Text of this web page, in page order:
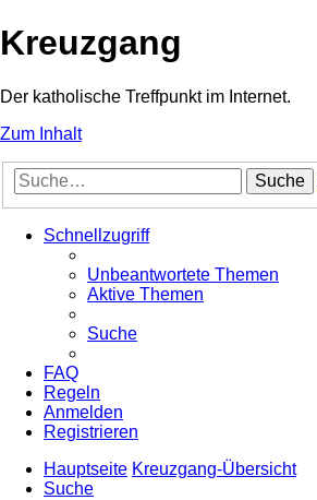
Kreuzgang
Der katholische Treffpunkt im Internet.
Zum Inhalt
Suche
Schnellzugriff
Unbeantwortete Themen
Aktive Themen
Suche
FAQ
Regeln
Anmelden
Registrieren
Hauptseite Kreuzgang-Übersicht
Suche